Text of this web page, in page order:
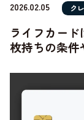
2026.02.05 ク
ライフカー
枚持ちの条